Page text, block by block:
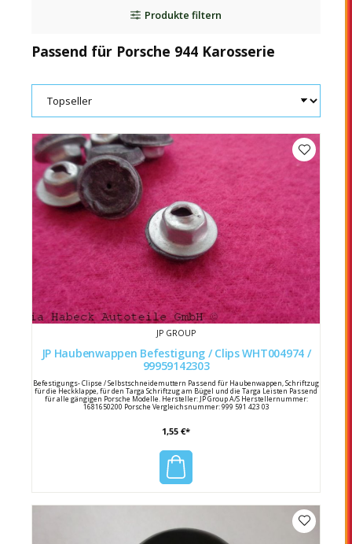
Produkte filtern
Passend für Porsche 944 Karosserie
JP GROUP
JP Haubenwappen Befestigung / Clips WHT004974 /
99959142303
Befestigungs- Clipse / Selbstschneidemuttern Passend für Haubenwappen, Schriftzug
für die Heckklappe, für den Targa Schriftzug am Bügel und die Targa Leisten Passend
für alle gängigen Porsche Modelle. Hersteller: JP Group A/S Herstellernummer:
1681650200 Porsche Vergleichsnummer: 999 591 423 03
1,55 €*